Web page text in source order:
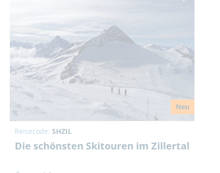
Neu
Reisecode: SHZIL
Die schönsten Skitouren im Zillertal